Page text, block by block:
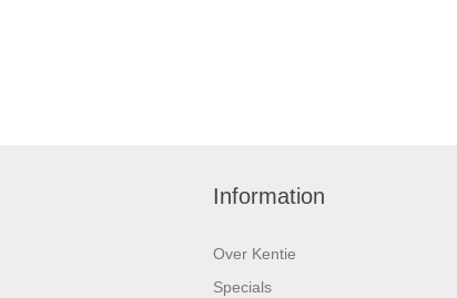
Information
Over Kentie
Specials